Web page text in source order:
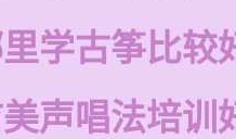
学古筝比较
声唱法培训